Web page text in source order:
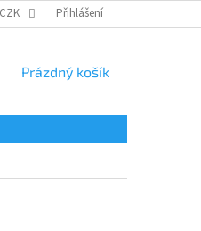
OCHRANA OSOBNÍCH
CZK Přihlášení
NÁKUPNÍ
Prázdný košík